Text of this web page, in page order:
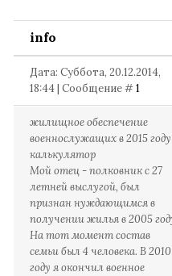
info
Дата: Суббота, 20.12.2014,
18:44 | Сообщение #1
жилищное обеспечение
военнослужащих в 2015 году
калькулятор
Мой отец - полковник с 27
летней выслугой, был
признан нуждающимся в
получении жилья в 2005
На тот момент состав
семьи был 4 человека. В 2010
году я окончил военное